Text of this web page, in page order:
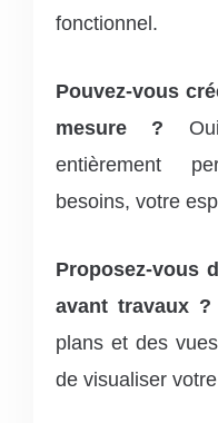
fonctionnel.
Pouvez-vous
mesure ?
entièrement
besoins, votre
Proposez-vous
avant travaux ?
plans et des
de visualiser